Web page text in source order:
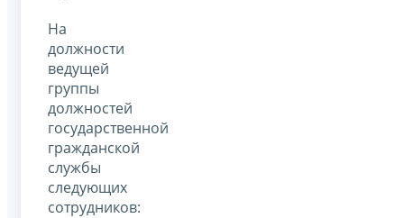
На
должности
ведущей
группы
должностей
государственной
гражданской
службы
следующих
сотрудников: